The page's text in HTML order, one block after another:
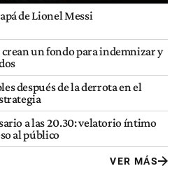
de Lionel Messi
un fondo para indemnizar y
después de la derrota en el
a las 20.30: velatorio íntimo
al público
VER MÁS